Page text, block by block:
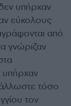
υπήρχαν
εύκολους
από
γνώριζαν
υπήρχαν
τόσο
τον